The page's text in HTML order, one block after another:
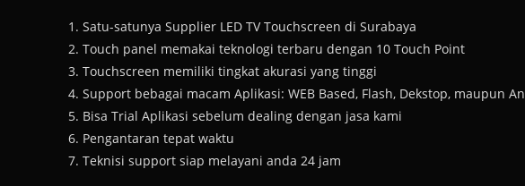
Satu-satunya Supplier LED TV Touchscreen di Surabaya
Touch panel memakai teknologi terbaru dengan 10 Touch Point
Touchscreen memiliki tingkat akurasi yang tinggi
Support bebagai macam Aplikasi: WEB Based, Flash, Dekstop, maupun
Bisa Trial Aplikasi sebelum dealing dengan jasa kami
Pengantaran tepat waktu
Teknisi support siap melayani anda 24 jam